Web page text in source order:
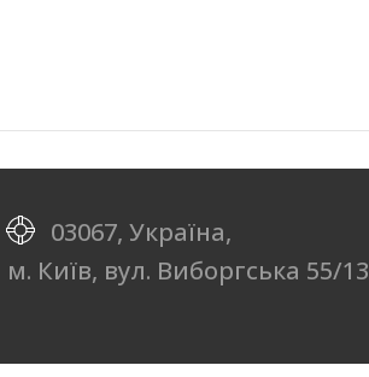
03067, Україна,
м. Київ, вул. Виборгська 55/13